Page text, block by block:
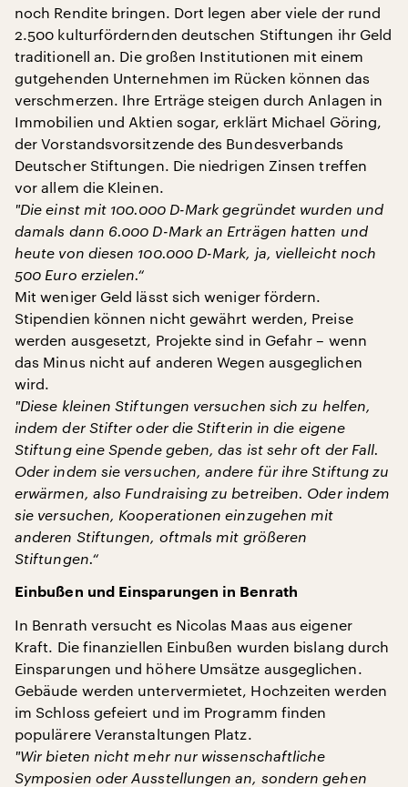
noch Rendite bringen. Dort legen aber viele der rund
2.500 kulturfördernden deutschen Stiftungen ihr Geld
traditionell an. Die großen Institutionen mit einem
gutgehenden Unternehmen im Rücken können das
verschmerzen. Ihre Erträge steigen durch Anlagen in
Immobilien und Aktien sogar, erklärt Michael Göring,
der Vorstandsvorsitzende des Bundesverbands
Deutscher Stiftungen. Die niedrigen Zinsen treffen
vor allem die Kleinen.
"Die einst mit 100.000 D-Mark gegründet wurden und
damals dann 6.000 D-Mark an Erträgen hatten und
heute von diesen 100.000 D-Mark, ja, vielleicht noch
500 Euro erzielen.“
Mit weniger Geld lässt sich weniger fördern.
Stipendien können nicht gewährt werden, Preise
werden ausgesetzt, Projekte sind in Gefahr – wenn
das Minus nicht auf anderen Wegen ausgeglichen
wird.
"Diese kleinen Stiftungen versuchen sich zu helfen,
indem der Stifter oder die Stifterin in die eigene
Stiftung eine Spende geben, das ist sehr oft der Fall.
Oder indem sie versuchen, andere für ihre Stiftung zu
erwärmen, also Fundraising zu betreiben. Oder indem
sie versuchen, Kooperationen einzugehen mit
anderen Stiftungen, oftmals mit größeren
Stiftungen.“
Einbußen und Einsparungen in Benrath
In Benrath versucht es Nicolas Maas aus eigener
Kraft. Die finanziellen Einbußen wurden bislang durch
Einsparungen und höhere Umsätze ausgeglichen.
Gebäude werden untervermietet, Hochzeiten werden
im Schloss gefeiert und im Programm finden
populärere Veranstaltungen Platz.
"Wir bieten nicht mehr nur wissenschaftliche
Symposien oder Ausstellungen an, sondern gehen